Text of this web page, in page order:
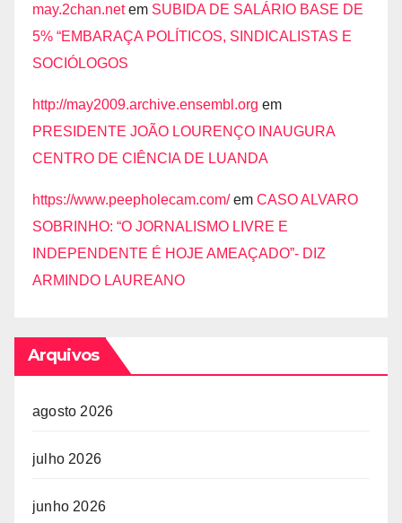
may.2chan.netem SUBIDA DE SALÁRIO BASE DE
5% “EMBARAÇA POLÍTICOS, SINDICALISTAS E
SOCIÓLOGOS
http://may2009.archive.ensembl.org em
PRESIDENTE JOÃO LOURENÇO INAUGURA
CENTRO DE CIÊNCIA DE LUANDA
https://www.peepholecam.com/em CASO ALVARO
SOBRINHO: “O JORNALISMO LIVRE E
INDEPENDENTE É HOJE AMEAÇADO”- DIZ
ARMINDO LAUREANO
Arquivos
agosto 2026
julho 2026
junho 2026